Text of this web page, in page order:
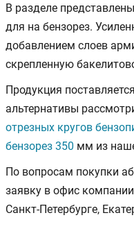
В разделе
для на бензорез.
добавлением слоев
скрепленную
Продукция
альтернативы
отрезных кругов
бензорез 350 мм из
По вопросам покупки
заявку в офис
Санкт-Петербурге,